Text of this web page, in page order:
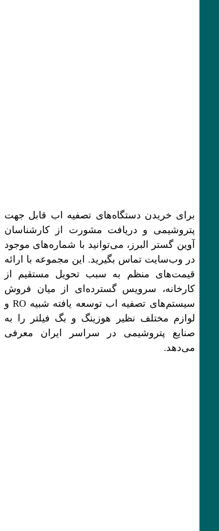
برای خریدن دستگاه‌های تصفیه اب قابل جهت
پتروشیمی و دریافت مشورت از کارشناسان
آوین گستر البرز، می‌توانید با شماره‌های موجود
در وب‌سایت تماس بگیرید. این مجموعه با ارائه
قیمت‌های منظم به سبب تحویل مستقیم از
کارخانه، سرویس گسترده‌ای از میان فروش
سیستم‌های تصفیه اب توسعه یافته شبیه RO و
لوازم مختلف نظیر هوزینگ و بگ فیلتر را به
صنایع پتروشیمی در سراسر ایران معرفی
می‌دهد.